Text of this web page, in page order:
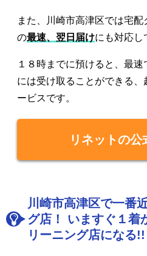
また、川崎市高津区では宅
の最速、翌日届けにも対応し
１８時までに預けると、最
には受け取ることができる
ービスです。
リネットの公
川崎市高津区で一番
グ店！ いますぐ１着
リーニング店になる!!